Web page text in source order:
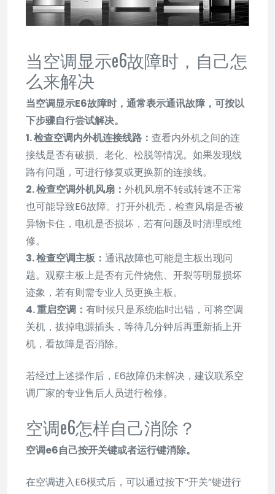
当空调显示e6故障时，自己怎
么来解决
当空调显示E6故障时，通常表示通讯故障，可按以
下步骤自行尝试解决。
1. 检查空调内外机连接线路： 查看内外机之间的连
接线是否有破损、老化、松脱等情况。如果发现线
路有问题，可进行修复或更换新的连接线。
2. 检查空调外机风扇： 外机风扇不转或转速不正常
也可能导致E6故障。打开外机壳，检查风扇是否被
异物卡住，电机是否损坏，若有问题及时清理或维
修。
3. 检查空调主板： 通讯故障也可能是主板出现问
题。观察主板上是否有元件烧焦、开裂等明显损坏
迹象，若有则需专业人员更换主板。
4. 重启空调： 有时候只是系统临时出错，可将空调
关机，拔掉电源插头，等待几分钟后再重新插上开
机，看故障是否消除。
若经过上述操作后，E6故障仍未解决，建议联系空
调厂家的专业售后人员进行检修。
空调e6怎样自己消除？
空调e6自己按开关键或者运行键消除。
在空调进入E6模式后，可以通过按下“开关”键进行